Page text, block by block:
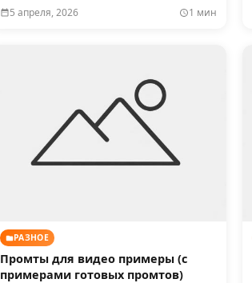
5 апреля, 2026 1 мин
РАЗНОЕ
Промты для видео примеры (с
примерами готовых промтов)